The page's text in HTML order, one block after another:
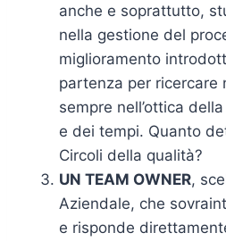
anche e soprattutto,
nella gestione del
miglioramento
partenza per ricercare
sempre nell’ottica
e dei tempi. Quanto
Circoli della qualità?
UN TEAM OWNER,
Aziendale, che
e risponde